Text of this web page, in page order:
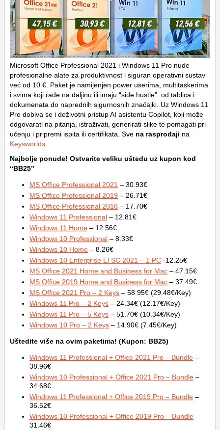
Microsoft Office Professional 2021 i Windows 11 Pro nude
profesionalne alate za produktivnost i siguran operativni sustav
već od 10 €. Paket je namijenjen power userima, multitaskerima
i svima koji rade na daljinu ili imaju “side hustle”: od tablica i
dokumenata do naprednih sigurnosnih značajki. Uz Windows 11
Pro dobiva se i doživotni pristup AI asistentu Copilot, koji može
odgovarati na pitanja, istraživati, generirati slike te pomagati pri
učenju i pripremi ispita ili certifikata. Sve na rasprodaji na
Keysworlds.
Najbolje ponude! Ostvarite veliku uštedu uz kupon kod
“BB25”
MS Office Professional 2021 – 30.93€
MS Office Professional 2019 – 26.71€
MS Office Professional 2016 – 17.70€
Windows 11 Professional – 12.81€
Windows 11 Home – 12.56€
Windows 10 Professional – 8.33€
Windows 10 Home – 8.26€
Windows 10 Enterprise LTSC 2021 – 1 PC -12.25€
MS Office 2021 Home and Business for Mac – 47.15€
MS Office 2019 Home and Business for Mac – 37.49€
MS Office 2021 Pro – 2 Keys – 58.95€ (29.48€/Key)
Windows 11 Pro – 2 Keys – 24.34€ (12.17€/Key)
Windows 11 Pro – 5 Keys – 51.70€ (10.34€/Key)
Windows 10 Pro – 2 Keys – 14.90€ (7.45€/Key)
Uštedite više na ovim paketima! (Kupon: BB25)
Windows 11 Professional + Office 2021 Pro – Bundle –
38.96€
Windows 10 Professional + Office 2021 Pro – Bundle –
34.68€
Windows 11 Professional + Office 2019 Pro – Bundle –
36.52€
Windows 10 Professional + Office 2019 Pro – Bundle –
31.46€